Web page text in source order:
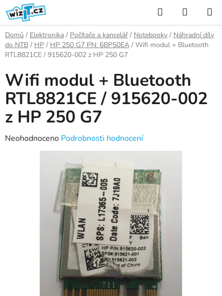
Přejít
na
obsah
Hledat
KOŠÍK
Domů / Elektronika / Počítače a kancelář / Notebooky / Náhradní díly
do NTB / HP / HP 250 G7 PN: 6BP50EA / Wifi modul + Bluetooth
RTL8821CE / 915620-002 z HP 250 G7
Wifi modul + Bluetooth
RTL8821CE / 915620-002
z HP 250 G7
Průměrné
hodnocení
Neohodnoceno Podrobnosti hodnocení